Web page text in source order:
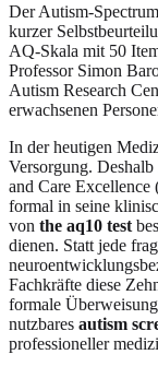
Der Autism-
kurzer
AQ-Skala mit 50
Professor Simon
Autism Research
erwachsenen
In der heutigen
Versorgung.
and Care
formal in seine
von the aq10 test
dienen. Statt jede
Fachkräfte diese
formale
nutzbares autism
professioneller